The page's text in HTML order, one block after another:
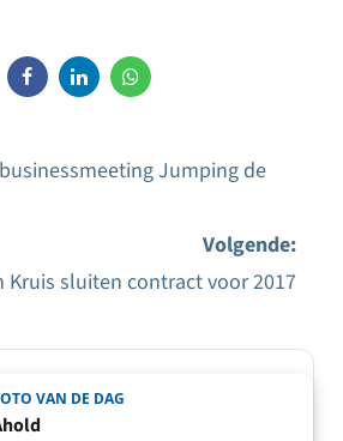
Jumping de
Volgende:
Kruis sluiten contract voor 2017
VAN DE DAG